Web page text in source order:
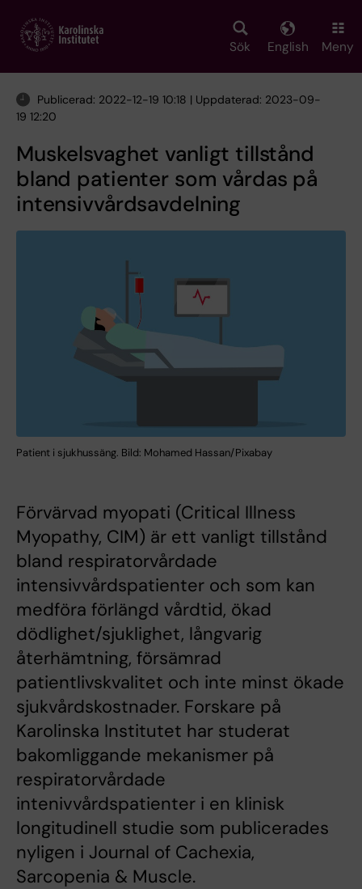
main
Sök English Meny
Publicerad: 2022-12-19 10:18 | Uppdaterad: 2023-09-
19 12:20
Muskelsvaghet vanligt tillstånd
bland patienter som vårdas på
intensivvårdsavdelning
Patient i sjukhussäng. Bild: Mohamed Hassan/Pixabay
Förvärvad myopati (Critical Illness
Myopathy, CIM) är ett vanligt tillstånd
bland respiratorvårdade
intensivvårdspatienter och som kan
medföra förlängd vårdtid, ökad
dödlighet/sjuklighet, långvarig
återhämtning, försämrad
patientlivskvalitet och inte minst ökade
sjukvårdskostnader. Forskare på
Karolinska Institutet har studerat
bakomliggande mekanismer på
respiratorvårdade
intenivvårdspatienter i en klinisk
longitudinell studie som publicerades
nyligen i Journal of Cachexia,
Sarcopenia & Muscle.